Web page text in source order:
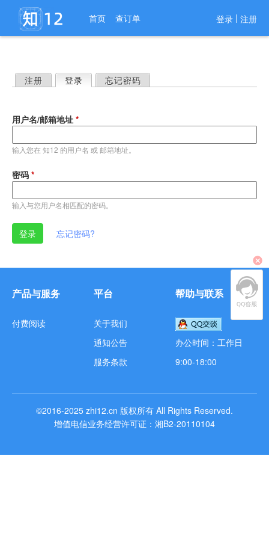
首页
查订单 登录 | 注册
标
注册 登录 （活动标签）
忘记密码
用户名/邮箱地址 *
输入您在 知12 的用户名 或 邮箱地址。
密码 *
输入与您用户名相匹配的密码。
忘记密码?
产品与服务
付费阅读
平台
关于我们
通知公告
服务条款
帮助与联系
办公时间：工作日
9:00-18:00
©2016-2025 zhi12.cn 版权所有 All Rights Reserved.
增值电信业务经营许可证：湘B2-20110104